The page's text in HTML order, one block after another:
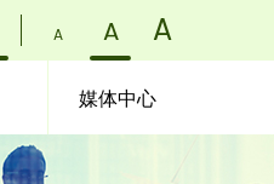
字
大
A
字
体
大
A)
字
体
A
媒体中心